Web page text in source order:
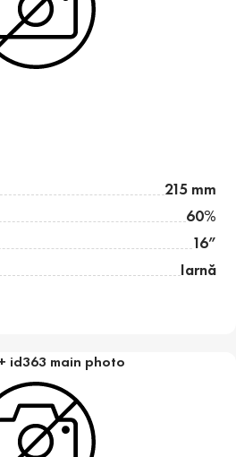
215 mm
60%
16”
Iarnă